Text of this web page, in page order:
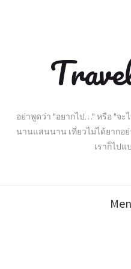
อย่าพูดว่า "อยากไป…" หรือ "จ
นานแสนนาน เที่ยวไม่ได้ยากอ
เราก็ไปแ